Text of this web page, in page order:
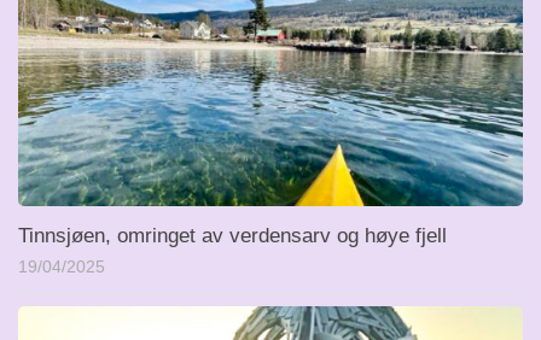
Tinnsjøen, omringet av verdensarv og høye fjell
19/04/2025